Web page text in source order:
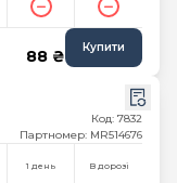
88 ₴ Купити
Код: 7832
Партномер: MR514676
1 день В дорозі